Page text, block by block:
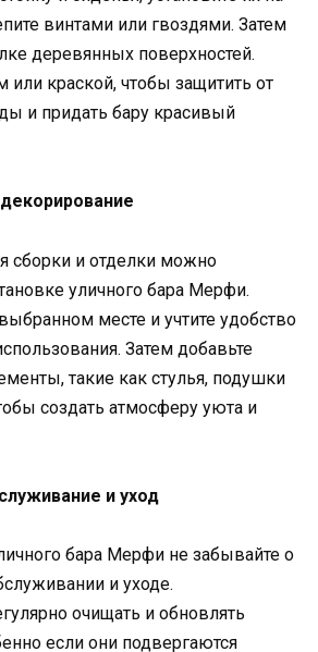
винтами или гвоздями. Затем
деревянных поверхностей.
или краской, чтобы защитить от
и придать бару красивый
сборки и отделки можно
уличного бара Мерфи.
месте и учтите удобство
Затем добавьте
такие как стулья, подушки
создать атмосферу уюта и
и уход
бара Мерфи не забывайте о
и уходе.
очищать и обновлять
если они подвергаются